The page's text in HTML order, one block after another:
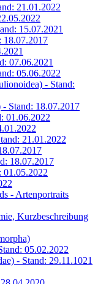
21.01.2022
15.07.2021
18.07.2017
07.06.2021
05.06.2022
- Stand:
- Stand: 18.07.2017
01.06.2022
21.01.2022
18.07.2017
01.05.2022
- Artenportraits
Kurzbeschreibung
05.02.2022
- Stand: 29.11.1021